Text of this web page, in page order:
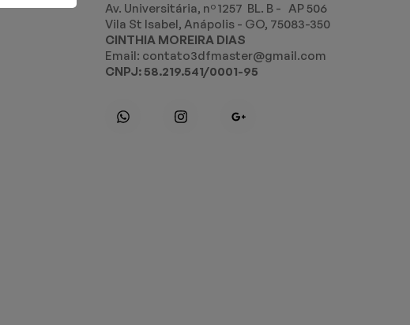
Av. Universitária, nº 1257 BL. B - AP 506
Vila St Isabel, Anápolis - GO, 75083-350
CINTHIA MOREIRA DIAS
Email: contato3dfmaster@gmail.com
CNPJ: 58.219.541/0001-95